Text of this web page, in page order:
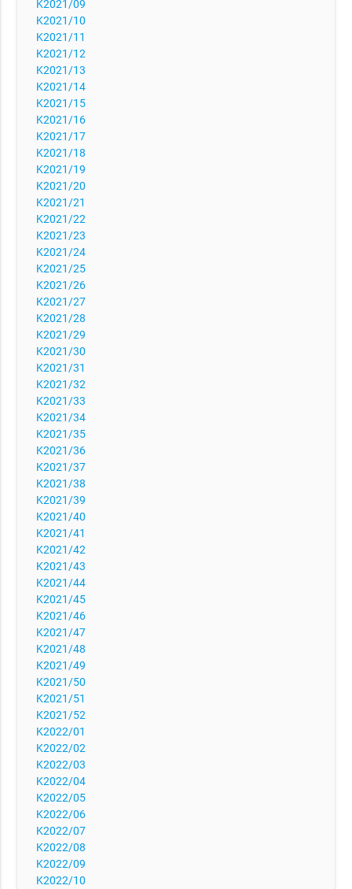
K2021/09
K2021/10
K2021/11
K2021/12
K2021/13
K2021/14
K2021/15
K2021/16
K2021/17
K2021/18
K2021/19
K2021/20
K2021/21
K2021/22
K2021/23
K2021/24
K2021/25
K2021/26
K2021/27
K2021/28
K2021/29
K2021/30
K2021/31
K2021/32
K2021/33
K2021/34
K2021/35
K2021/36
K2021/37
K2021/38
K2021/39
K2021/40
K2021/41
K2021/42
K2021/43
K2021/44
K2021/45
K2021/46
K2021/47
K2021/48
K2021/49
K2021/50
K2021/51
K2021/52
K2022/01
K2022/02
K2022/03
K2022/04
K2022/05
K2022/06
K2022/07
K2022/08
K2022/09
K2022/10